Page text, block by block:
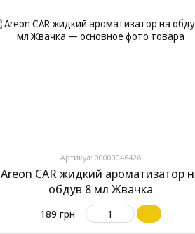
Артикул: 00000046426
Areon CAR жидкий ароматизатор
обдув 8 мл Жвачка
189 грн